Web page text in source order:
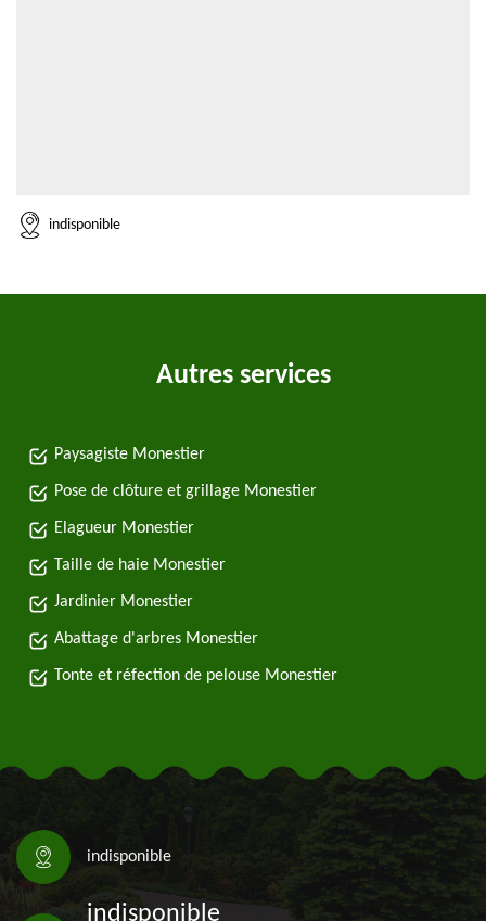
indisponible
Autres services
Paysagiste Monestier
Pose de clôture et grillage Monestier
Elagueur Monestier
Taille de haie Monestier
Jardinier Monestier
Abattage d'arbres Monestier
Tonte et réfection de pelouse Monestier
indisponible
indisponible